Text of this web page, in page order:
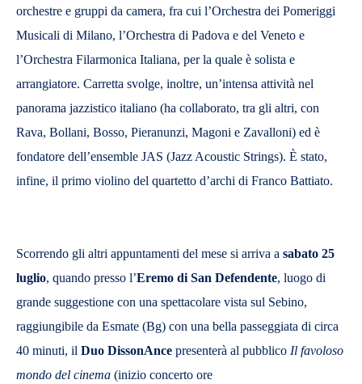
orchestre e gruppi da camera, fra cui l’Orchestra dei Pomeriggi
Musicali di Milano, l’Orchestra di Padova e del Veneto e
l’Orchestra Filarmonica Italiana, per la quale è solista e
arrangiatore. Carretta svolge, inoltre, un’intensa attività nel
panorama jazzistico italiano (ha collaborato, tra gli altri, con
Rava, Bollani, Bosso, Pieranunzi, Magoni e Zavalloni) ed è
fondatore dell’ensemble JAS (Jazz Acoustic Strings). È stato,
infine, il primo violino del quartetto d’archi di Franco Battiato.
Scorrendo gli altri appuntamenti del mese si arriva a sabato 25
luglio, quando presso l’Eremo di San Defendente, luogo di
grande suggestione con una spettacolare vista sul Sebino,
raggiungibile da Esmate (Bg) con una bella passeggiata di circa
40 minuti, il Duo DissonAnce presenterà al pubblico Il favoloso
mondo del cinema (inizio concerto ore